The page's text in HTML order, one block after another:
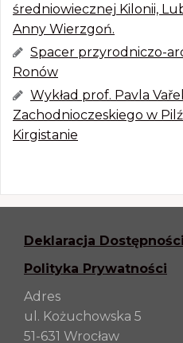
średniowiecznej Kilonii,
Anny Wierzgoń.
Spacer przyrodniczo-
Ronów
Wykład prof. Pavla
Zachodnioczeskiego w
Kirgistanie
Deklaracja Dostępności
Polityka Prywatności
Adres
ul. Kożuchowska 5
51-631 Wrocław